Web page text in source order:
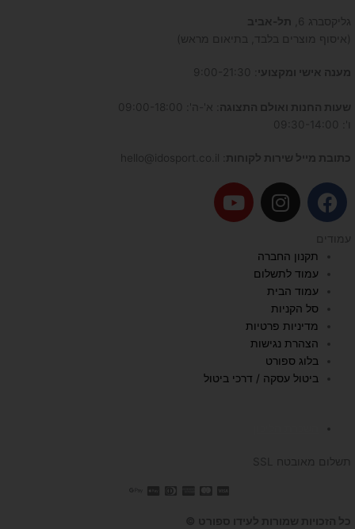
גליקסברג 6,
תל-אביב
(איסוף מוצרים בלבד, בתיאום מראש)
מענה אישי ומקצועי
שעות החנות ואולם התצוגה : א'-ה': 09:00-18:00
ו': 09:30-14:00
כתובת מייל שירות לקוחות
F
a
c
e
b
o
o
k
I
n
t
a
g
r
a
m
Y
o
עמודים
תקנון החברה
עמוד לתשלום
עמוד הבית
סל הקניות
מדיניות פרטיות
הצהרת נגישות
בלוג ספורט
ביטול עסקה / דרכי ביטול
תשלום מאובטח SSL
כל הזכויות שמורות לעידו ספורט ©